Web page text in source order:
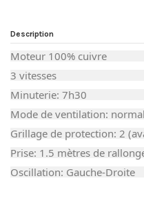
Description
Moteur 100% cuivre
3 vitesses
Minuterie: 7h30
Mode de ventilation:
Grillage de protection: 2
Prise: 1.5 mètres de
Oscillation: Gauche-Droite